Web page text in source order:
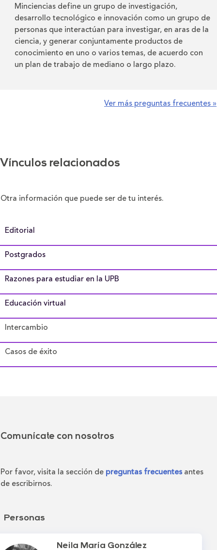
Minciencias define un grupo de investigación,
desarrollo tecnológico e innovación como un grupo de
personas que interactúan para investigar, en aras de la
ciencia, y generar conjuntamente productos de
conocimiento en uno o varios temas, de acuerdo con
un plan de trabajo de mediano o largo plazo.
Ver más preguntas frecuentes »
Vínculos relacionados
Otra información que puede ser de tu interés.
Editorial
Postgrados
Razones para estudiar en la UPB
Educación virtual
Intercambio
Casos de éxito
Comunícate con nosotros
Por favor, visita la sección de preguntas frecuentes antes
de escribirnos.
Personas
Neila María González